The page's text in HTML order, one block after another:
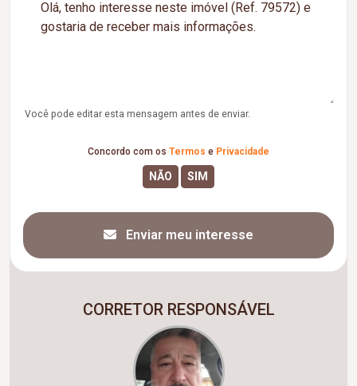
Você pode editar esta mensagem antes de enviar.
Concordo com os Termos e Privacidade
Enviar meu interesse
CORRETOR RESPONSÁVEL